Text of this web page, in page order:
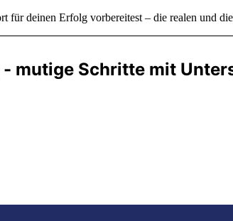
für deinen Erfolg vorbereitest – die realen und